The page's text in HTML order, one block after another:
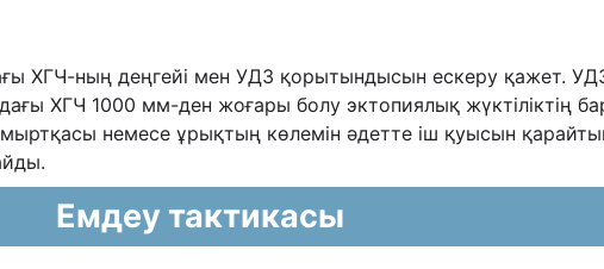
ХГЧ-ның деңгейі мен УДЗ қорытындысын ескеру қажет.
ХГЧ 1000 мм-ден жоғары болу эктопиялық жүктіліктің бар
немесе ұрықтың көлемін әдетте іш қуысын
Емдеу тактикасы